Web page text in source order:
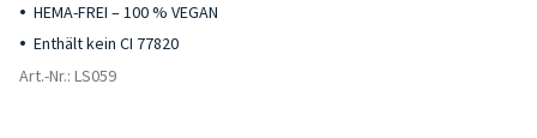
HEMA-FREI – 100 % VEGAN
Enthält kein CI 77820
Art.-Nr.: LS059